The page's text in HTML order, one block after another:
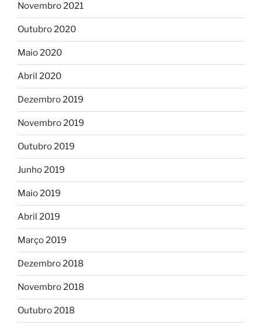
Novembro 2021
Outubro 2020
Maio 2020
Abril 2020
Dezembro 2019
Novembro 2019
Outubro 2019
Junho 2019
Maio 2019
Abril 2019
Março 2019
Dezembro 2018
Novembro 2018
Outubro 2018